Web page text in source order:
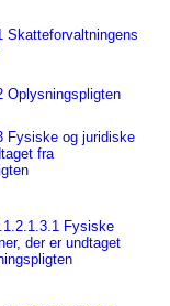
Skatteforvaltningens
Oplysningspligten
Fysiske og juridiske
fra
Fysiske
der er undtaget